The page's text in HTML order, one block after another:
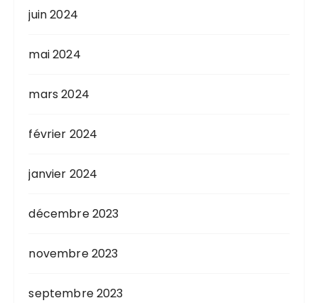
juin 2024
mai 2024
mars 2024
février 2024
janvier 2024
décembre 2023
novembre 2023
septembre 2023